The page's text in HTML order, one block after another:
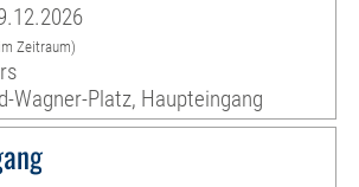
Zeitraum)
Wagner-Platz, Haupteingang